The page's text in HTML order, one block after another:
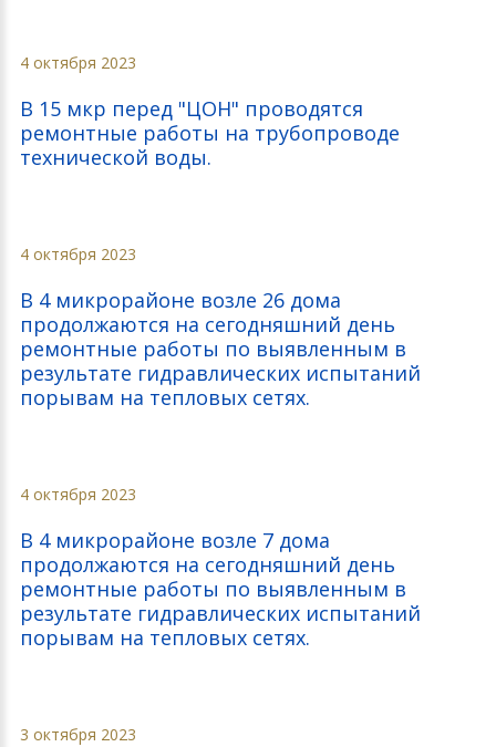
4 октября 2023
В 15 мкр перед "ЦОН" проводятся
ремонтные работы на трубопроводе
технической воды.
4 октября 2023
В 4 микрорайоне возле 26 дома
продолжаются на сегодняшний день
ремонтные работы по выявленным в
результате гидравлических испытаний
порывам на тепловых сетях.
4 октября 2023
В 4 микрорайоне возле 7 дома
продолжаются на сегодняшний день
ремонтные работы по выявленным в
результате гидравлических испытаний
порывам на тепловых сетях.
3 октября 2023